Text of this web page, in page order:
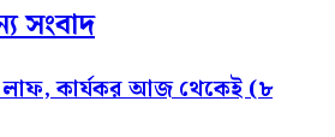
সংবাদ
লাফ, কার্যকর আজ থেকেই (৮